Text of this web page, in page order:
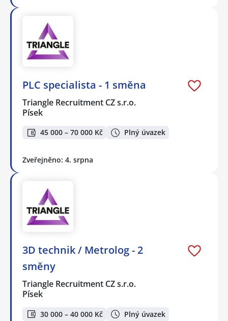
PLC specialista - 1 směna
Triangle Recruitment CZ s.r.o.
Písek
45 000 – 70 000 Kč Plný úvazek
Zveřejněno: 4. srpna
3D technik / Metrolog - 2
směny
Triangle Recruitment CZ s.r.o.
Písek
30 000 – 40 000 Kč Plný úvazek